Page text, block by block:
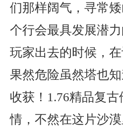
们那样阔气，寻常
个行会最具发展潜
玩家出去的时候，
果然危险虽然塔也
收获！1.76精品复
情，不然在这片沙